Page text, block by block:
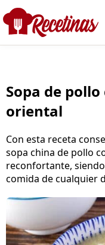
Sopa de
oriental
Con esta receta
sopa china de pollo
reconfortante,
comida de cualquier